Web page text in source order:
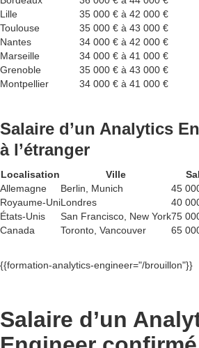
Lille
35 000 € à 42 000 €
Toulouse
35 000 € à 43 000 €
Nantes
34 000 € à 42 000 €
Marseille
34 000 € à 41 000 €
Grenoble
35 000 € à 43 000 €
Montpellier
34 000 € à 41 000 €
Salaire d’un Analytics
à l’étranger
Localisation Ville
Allemagne
Berlin, Munich
45
Royaume-UniLondres
40
États-Unis
San Francisco, New York75
Canada
Toronto, Vancouver 65
{{formation-analytics-engineer="/brouillon"}}
Salaire d’un